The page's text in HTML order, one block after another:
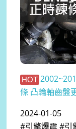
HOT
條 凸輪軸齒盤
2024-01-05
#引擎爆震 #引